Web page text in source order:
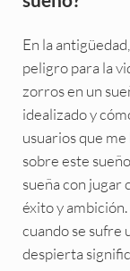
En la
peligro para la
zorros en un
idealizado y
usuarios que
sobre este
sueña con jugar
éxito y
cuando se sufre
despierta